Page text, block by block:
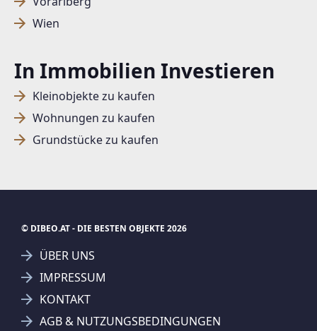
Wien
In Immobilien Investieren
Kleinobjekte zu kaufen
Wohnungen zu kaufen
Grundstücke zu kaufen
SUCHAGENT ANLEGEN FÜR DIE
© DIBEO.AT - DIE BESTEN OBJEKTE 2026
ÜBER UNS
IMPRESSUM
KONTAKT
AGB & NUTZUNGSBEDINGUNGEN